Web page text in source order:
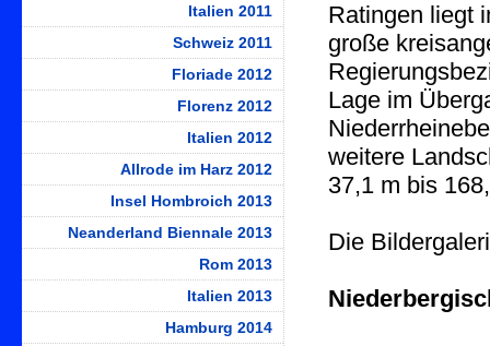
Ratingen liegt
große
Lage im
weitere
37,1 m bis
Die
Italien 2011
Schweiz 2011
Floriade 2012
Florenz 2012
Italien 2012
Allrode im Harz 2012
Insel Hombroich 2013
Neanderland Biennale 2013
Rom 2013
Italien 2013
Hamburg 2014